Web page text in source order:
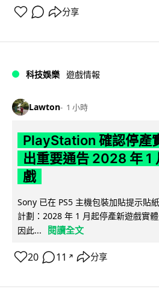
分享
科技娛樂 遊戲情報
Lawton 1 小時
PlayStation 確認停產
出重要通告 2028 年 1
戲
Sony 已在 PS5 主機包裝加貼提示貼
計劃：2028 年 1 月起停產新遊戲實
因此...
閱讀全文
20 11 ↗ 分享